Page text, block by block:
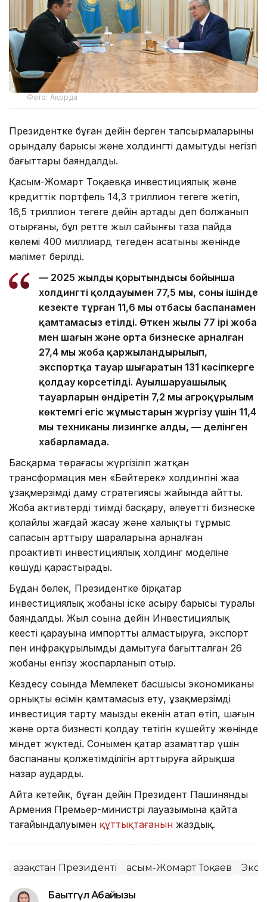
Фото: Ақорда
Президентке бұған дейін берген тапсырмаларының
орындалу барысы және холдингті дамытудың негізгі
бағыттары баяндалды.
Қасым-Жомарт Тоқаевқа инвестициялық және
кредиттік портфель 14,3 триллион теңгеге жетіп,
16,5 триллион теңгеге дейін артады деп болжанып
отырғаны, бұл ретте жыл сайынғы таза пайда
көлемі 400 миллиард теңгеден асатыны жөнінде
мәлімет берілді.
— 2025 жылдың қорытындысы бойынша
холдингтің қолдауымен 77,5 мың, соның ішінде
кезекте тұрған 11,6 мың отбасы баспанамен
қамтамасыз етілді. Өткен жылы 77 ірі жоба
мен шағын және орта бизнеске арналған
27,4 мың жоба қаржыландырылып,
экспортқа тауар шығаратын 131 кәсіпкерге
қолдау көрсетілді. Ауылшаруашылық
тауарларын өндіретін 7,2 мың агроқұрылым
көктемгі егіс жұмыстарын жүргізу үшін 11,4
мың техниканы лизингке алды, — делінген
хабарламада.
Басқарма төрағасы жүргізіліп жатқан
трансформация мен «Бәйтерек» холдингінің жаңа
ұзақмерзімді даму стратегиясы жайында айтты.
Жоба активтерді тиімді басқару, әлеуетті бизнеске
қолайлы жағдай жасау және халықтың тұрмыс
сапасын арттыру шараларына арналған
проактивті инвестициялық холдинг моделіне
көшуді қарастырады.
Бұдан бөлек, Президентке бірқатар
инвестициялық жобаны іске асыру барысы туралы
баяндалды. Жыл соңына дейін Инвестициялық
кеңестің қарауына импортты алмастыруға, экспорт
пен инфрақұрылымды дамытуға бағытталған 26
жобаны енгізу жоспарланып отыр.
Кездесу соңында Мемлекет басшысы экономиканың
орнықты өсімін қамтамасыз ету, ұзақмерзімді
инвестиция тарту маңызды екенін атап өтіп, шағын
және орта бизнесті қолдау тетігін күшейту жөнінде
міндет жүктеді. Сонымен қатар азаматтар үшін
баспананың қолжетімділігін арттыруға айрықша
назар аударды.
Айта кетейік, бұған дейін Президент Пашинянды
Армения Премьер-министрі лауазымына қайта
тағайындалуымен құттықтағанын жаздық.
Қазақстан Президенті Қасым-Жомарт Тоқаев
Бақытгүл Абайқызы